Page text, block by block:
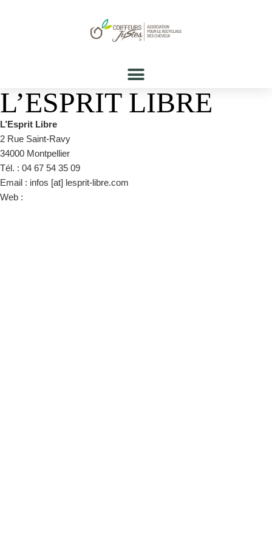
L’ESPRIT LIBRE
L’Esprit Libre
2 Rue Saint-Ravy
34000 Montpellier
Tél. : 04 67 54 35 09
Email : infos [at] lesprit-libre.com
Web :